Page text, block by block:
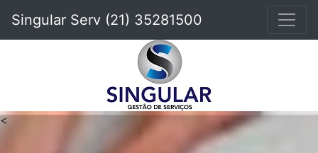
Singular Serv (21) 35281500